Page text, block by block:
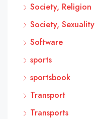
Society, Religion
Society, Sexuality
Software
sports
sportsbook
Transport
Transports